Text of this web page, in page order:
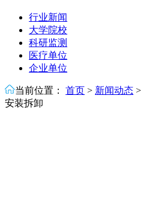
行业新闻
大学院校
科研监测
医疗单位
企业单位
当前位置： 首页 > 新闻动态 >
安装拆卸